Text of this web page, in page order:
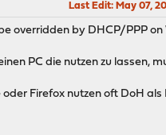
Last Edit: May 07,
overridden by DHCP/PPP
PC die nutzen zu lassen,
Firefox nutzen oft DoH